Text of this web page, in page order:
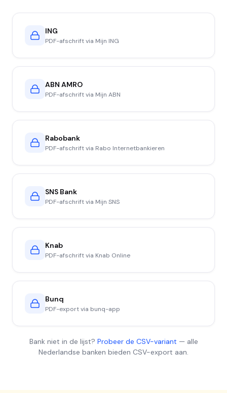
ING
PDF-afschrift via Mijn ING
ABN AMRO
PDF-afschrift via Mijn ABN
Rabobank
PDF-afschrift via Rabo Internetbankieren
SNS Bank
PDF-afschrift via Mijn SNS
Knab
PDF-afschrift via Knab Online
Bunq
PDF-export via bunq-app
Bank niet in de lijst? Probeer de CSV-variant — alle
Nederlandse banken bieden CSV-export aan.